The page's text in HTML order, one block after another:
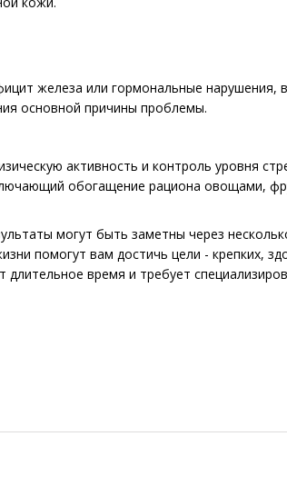
железа или гормональные нарушения,
основной причины проблемы.
активность и контроль уровня
обогащение рациона овощами,
могут быть заметны через
помогут вам достичь цели - крепких,
время и требует